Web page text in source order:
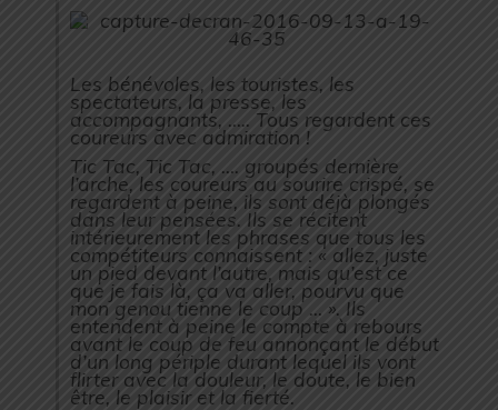
Les bénévoles, les touristes, les
spectateurs, la presse, les
accompagnants, ….. Tous regardent ces
coureurs avec admiration !
Tic Tac, Tic Tac, …. groupés dernière
l’arche, les coureurs au sourire crispé, se
regardent à peine, ils sont déjà plongés
dans leur pensées. Ils se récitent
intérieurement les phrases que tous les
compétiteurs connaissent : « allez, juste
un pied devant l’autre, mais qu’est ce
que je fais là, ça va aller, pourvu que
mon genou tienne le coup … ». Ils
entendent à peine le compte à rebours
avant le coup de feu annonçant le début
d’un long périple durant lequel ils vont
flirter avec la douleur, le doute, le bien
être, le plaisir et la fierté.